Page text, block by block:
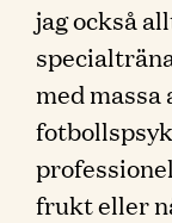
jag också
med massa
frukt eller